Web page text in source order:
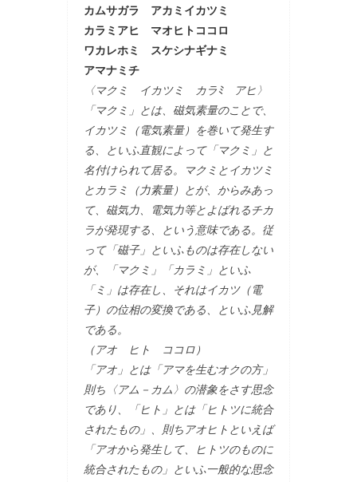
カムサガラ アカミイカツミ
カラミアヒ マオヒトココロ
ワカレホミ スケシナギナミ
アマナミチ
〈マクミ イカツミ カラﾐ アヒ〉
「マクミ」とは、磁気素量のことで、
イカツミ（電気素量）を巻いて発生す
る、といふ直観によって「マクミ」と
名付けられて居る。マクミとイカツミ
とカラミ（力素量）とが、からみあっ
て、磁気力、電気力等とよばれるチカ
ラが発現する、という意味である。従
って「磁子」といふものは存在しない
が、「マクミ」「カラミ」といふ
「ミ」は存在し、それはイカツ（電
子）の位相の変換である、といふ見解
である。
（アオ ヒト ココロ）
「アオ」とは「アマを生むオクの方」
則ち〈アム－カム〉の潜象をさす思念
であり、「ヒト」とは「ヒトツに統合
されたもの」、則ちアオヒトといえば
「アオから発生して、ヒトツのものに
統合されたもの」といふ一般的な思念